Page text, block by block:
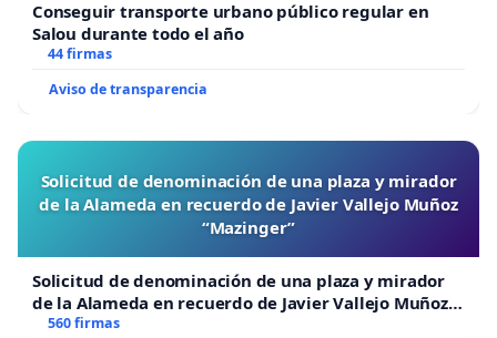
Conseguir transporte urbano público regular en
Salou durante todo el año
44 firmas
Aviso de transparencia
Solicitud de denominación de una plaza y mirador
de la Alameda en recuerdo de Javier Vallejo Muñoz
“Mazinger”
Solicitud de denominación de una plaza y mirador
de la Alameda en recuerdo de Javier Vallejo Muñoz
“Mazinger”
560 firmas